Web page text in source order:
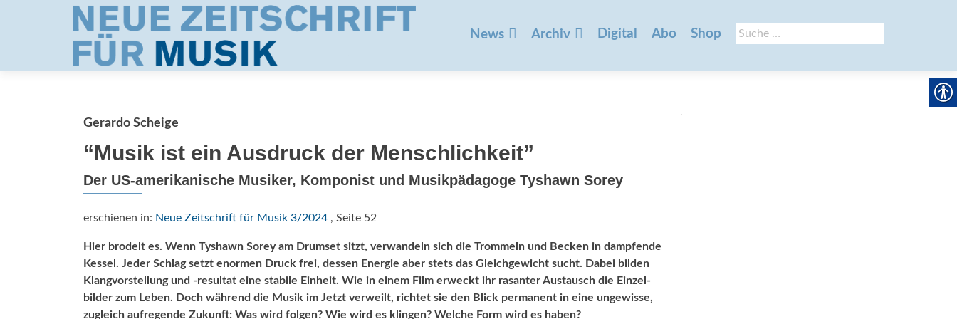
Suche
nach:
springen
News Archiv Digital Abo Shop
Gerardo Scheige
“Musik ist ein Ausdruck der Menschlichkeit”
Der US-amerikanische Musiker, Komponist und Musikpädagoge Tyshawn Sorey
erschienen in: Neue Zeitschrift für Musik 3/2024 , Seite 52
Hier brodelt es. Wenn Tyshawn Sorey am Drumset sitzt, verwandeln sich die Trommeln und Becken in dampfende
Kessel. Jeder Schlag setzt enormen Druck frei, dessen Energie aber stets das Gleichgewicht sucht. Dabei bilden
Klangvorstellung und -resultat eine stabile Einheit. Wie in einem Film erweckt ihr rasanter Austausch die Einzel­
bilder zum Leben. Doch während die Musik im Jetzt verweilt, richtet sie den Blick permanent in eine ungewisse,
zugleich aufregende Zukunft: Was wird folgen? Wie wird es klingen? Welche Form wird es haben?